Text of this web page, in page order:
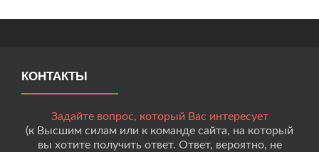
КОНТАКТЫ
Задайте вопрос, который Вас интересует
(к Высшим силам или к команде сайта, на который
вы хотите получить ответ. Ответ, вероятно, не